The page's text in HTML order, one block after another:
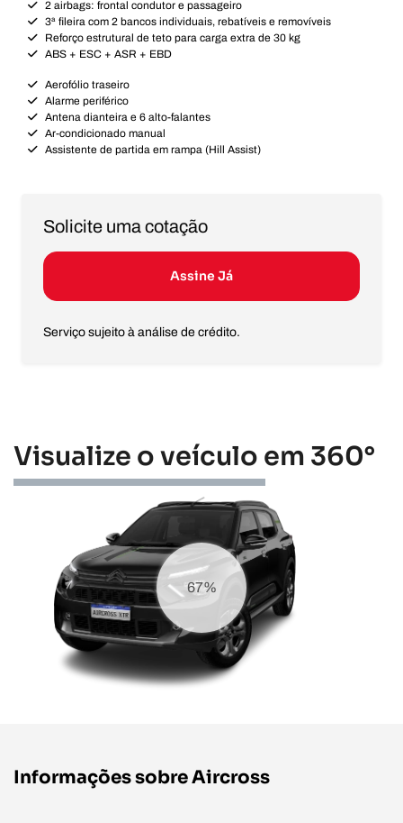
2 airbags: frontal condutor e passageiro
3ª fileira com 2 bancos individuais, rebatíveis e removíveis
Reforço estrutural de teto para carga extra de 30 kg
ABS + ESC + ASR + EBD
Aerofólio traseiro
Alarme periférico
Antena dianteira e 6 alto-falantes
Ar-condicionado manual
Assistente de partida em rampa (Hill Assist)
Solicite uma cotação
Assine Já
Visualize o veículo em 360°
73%
Informações sobre Aircross